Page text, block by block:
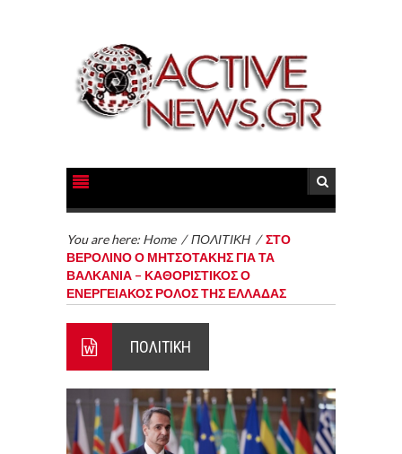
You are here: Home /ΠΟΛΙΤΙΚΗ /ΣΤΟ
ΒΕΡΟΛΙΝΟ Ο ΜΗΤΣΟΤΑΚΗΣ ΓΙΑ ΤΑ
ΒΑΛΚΑΝΙΑ – ΚΑΘΟΡΙΣΤΙΚΟΣ Ο
ΕΝΕΡΓΕΙΑΚΟΣ ΡΟΛΟΣ ΤΗΣ ΕΛΛΑΔΑΣ
ΠΟΛΙΤΙΚΗ